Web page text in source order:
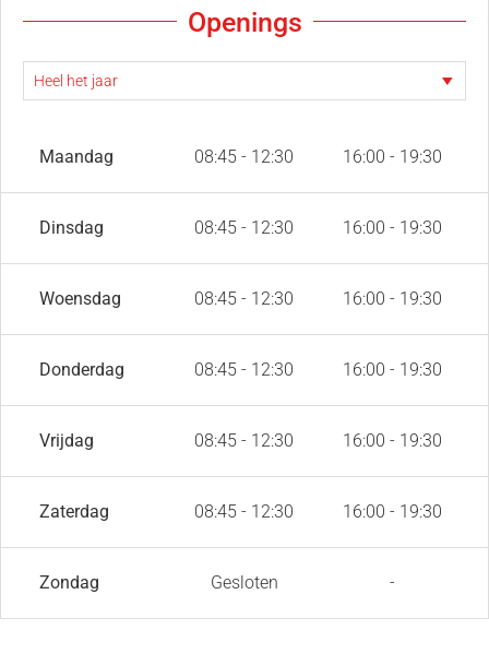
Openings
Maandag 08:45 - 12:30 16:00 - 19:30
Dinsdag 08:45 - 12:30 16:00 - 19:30
Woensdag 08:45 - 12:30 16:00 - 19:30
Donderdag 08:45 - 12:30 16:00 - 19:30
Vrijdag 08:45 - 12:30 16:00 - 19:30
Zaterdag 08:45 - 12:30 16:00 - 19:30
Zondag Gesloten -